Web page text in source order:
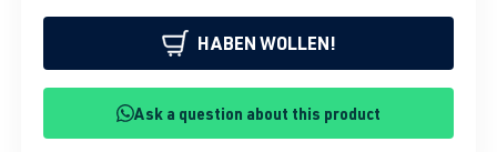
HABEN WOLLEN!
Ask a question about this product